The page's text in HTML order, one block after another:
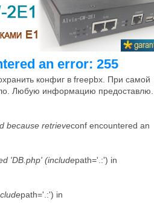
an error: 255
конфиг в freepbx. При самой
Любую информацию предоставлю.
because retrieveconf encountered an
'DB.php' (includepath='.:') in
path='.:') in